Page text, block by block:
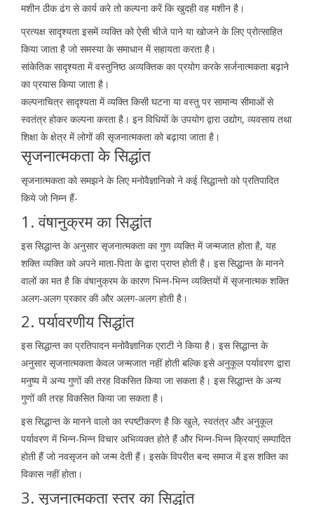
मशीन ठीक ढंग से कार्य करे तो कल्पना करें कि खुदही वह मशीन है।
प्रत्यक्ष सादृश्यता इसमें व्यक्ति को ऐसी चीजे पाने या खोजने के लिए प्रोत्साहित
किया जाता है जो समस्या के समाधान में सहायता करता है।
सांकेतिक सादृश्यता में वस्तुनिष्ठ अव्यक्तिक का प्रयोग करके सर्जनात्मकता बढ़ाने
का प्रयास किया जाता है।
कल्पनाचित्र सादृश्यता में व्यक्ति किसी घटना या वस्तु पर सामान्य सीमाओं से
स्वतंत्र होकर कल्पना करता है। इन विधियों के उपयोग द्वारा उद्योग, व्यवसाय तथा
शिक्षा के क्षेत्र में लोगों की सृजनात्मकता को बढ़ाया जाता है।
सृजनात्मकता के सिद्धांत
सृजनात्मकता को समझने के लिए मनोवैज्ञानिको ने कई सिद्धान्तो को प्रतिपादित
किये जो निम्न हैं-
1.वंषानुक्रम का सिद्धांत
इस सिद्धान्त के अनुसार सृजनात्मकता का गुण व्यक्ति में जन्मजात होता है, यह
शक्ति व्यक्ति को अपने माता-पिता के द्वारा प्राप्त होती है। इस सिद्धान्त के मानने
वालों का मत है कि वंषानुक्रम के कारण भिन्न-भिन्न व्यक्तियों में सृजनात्मक शक्ति
अलग-अलग प्रकार की और अलग-अलग होती है।
2.पर्यावरणीय सिद्धांत
इस सिद्धान्त का प्रतिपादन मनोवैज्ञानिक एराटी ने किया है। इस सिद्धान्त के
अनुसार सृजनात्मकता केवल जन्मजात नहीं होती बल्कि इसे अनुकूल पर्यावरण द्वारा
मनुष्य में अन्य गुणों की तरह विकसित किया जा सकता है। इस सिद्धान्त के अन्य
गुणों की तरह विकसित किया जा सकता है।
इस सिद्धान्त के मानने वालो का स्पष्टीकरण है कि खुले, स्वतंत्र और अनुकूल
पर्यावरण में भिन्न-भिन्न विचार अभिव्यक्त होते हैं और भिन्न-भिन्न क्रियाएं सम्पादित
होती हैं जो नवसृजन को जन्म देती हैं। इसके विपरीत बन्द समाज में इस शक्ति का
विकास नहीं होता।
3.सृजनात्मकता स्तर का सिद्धांत